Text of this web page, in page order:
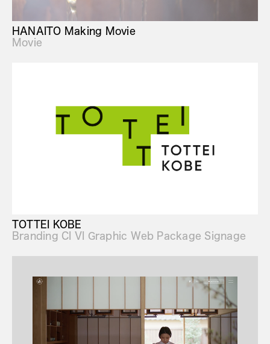
HANAITO Making Movie
Movie
TOTTEI KOBE
Branding CI VI Graphic Web Package Signage